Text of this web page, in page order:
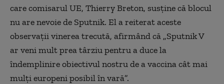
care comisarul UE, Thierry Breton, susține că blocul
nu are nevoie de Sputnik. El a reiterat aceste
observații vinerea trecută, afirmând că „Sputnik V
ar veni mult prea târziu pentru a duce la
îndemplinire obiectivul nostru de a vaccina cât mai
mulți europeni posibil în vară”.